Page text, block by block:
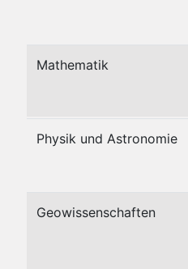
Mathematik
Physik und Astronomie
Geowissenschaften